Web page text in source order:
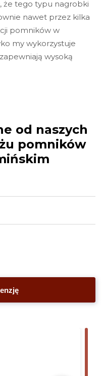
że tego typu nagrobki
nawet przez kilka
pomników w
my wykorzystuje
wysoką
od naszych
pomników